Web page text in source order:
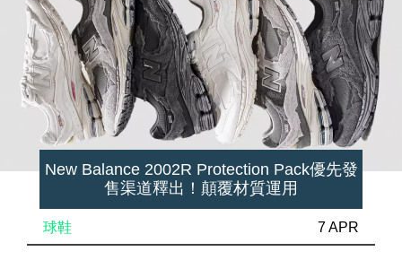
New Balance 2002R Protection Pack優先發
售渠道釋出！顛覆材質運用
球鞋 7 APR